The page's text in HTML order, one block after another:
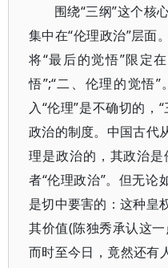
围绕“三纲”这个核
集中在“伦理政治”层面
将“最后的觉悟”限定
悟”;“二、伦理的觉悟
入“伦理”是不确切的，
政治的制度。中国古代
理是政治的，其政治
者“伦理政治”。但无论
是切中要害的：这种皇
其价值(陈独秀承认这
而时至今日，竟然还有